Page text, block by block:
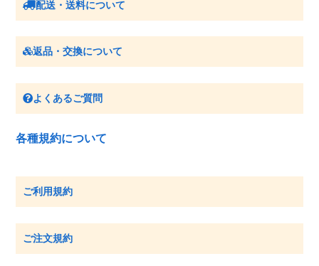
配送・送料について
返品・交換について
よくあるご質問
各種規約について
ご利用規約
ご注文規約